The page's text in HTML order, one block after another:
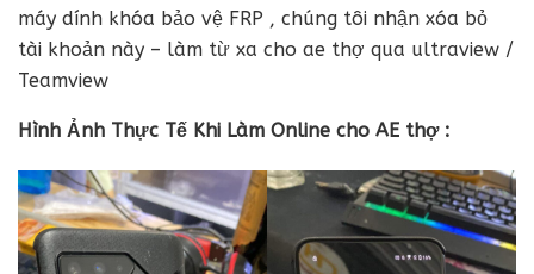
máy dính khóa bảo vệ FRP , chúng tôi nhận xóa bỏ
tài khoản này – làm từ xa cho ae thợ qua ultraview /
Teamview
Hình Ảnh Thực Tế Khi Làm Online cho AE thợ :